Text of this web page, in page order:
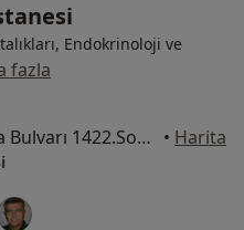
Endokrinoloji ve
fazla
Balgat Mahallesi Mevlana Bulvarı 1422.Sokak No:4, Çankaya • Harita